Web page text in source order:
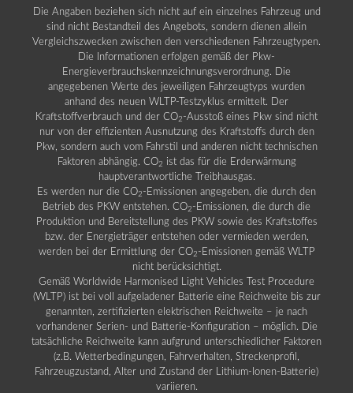
Die Angaben beziehen sich nicht auf ein einzelnes Fahrzeug und
sind nicht Bestandteil des Angebots, sondern dienen allein
Vergleichszwecken zwischen den verschiedenen Fahrzeugtypen.
Die Informationen erfolgen gemäß der Pkw-
Energieverbrauchskennzeichnungsverordnung. Die
angegebenen Werte des jeweiligen Fahrzeugtyps wurden
anhand des neuen WLTP-Testzyklus ermittelt. Der
Kraftstoffverbrauch und der CO2 -Ausstoß eines Pkw sind nicht
nur von der effizienten Ausnutzung des Kraftstoffs durch den
Pkw, sondern auch vom Fahrstil und anderen nicht technischen
Faktoren abhängig. CO2 ist das für die Erderwärmung
hauptverantwortliche Treibhausgas.
Es werden nur die CO2 -Emissionen angegeben, die durch den
Betrieb des PKW entstehen. CO2 -Emissionen, die durch die
Produktion und Bereitstellung des PKW sowie des Kraftstoffes
bzw. der Energieträger entstehen oder vermieden werden,
werden bei der Ermittlung der CO2 -Emissionen gemäß WLTP
nicht berücksichtigt.
Gemäß Worldwide Harmonised Light Vehicles Test Procedure
(WLTP) ist bei voll aufgeladener Batterie eine Reichweite bis zur
genannten, zertifizierten elektrischen Reichweite – je nach
vorhandener Serien- und Batterie-Konfiguration – möglich. Die
tatsächliche Reichweite kann aufgrund unterschiedlicher Faktoren
(z.B. Wetterbedingungen, Fahrverhalten, Streckenprofil,
Fahrzeugzustand, Alter und Zustand der Lithium-Ionen-Batterie)
variieren.